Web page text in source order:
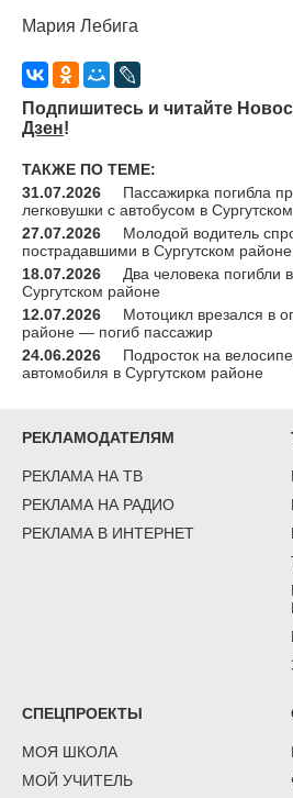
Мария Лебига
Подпишитесь и читайте
Дзен!
ТАКЖЕ ПО ТЕМЕ:
31.07.2026
Пассажирка погибла
легковушки с автобусом в
27.07.2026
Молодой водитель
пострадавшими в Сургутском районе
18.07.2026
Два человека погибли
Сургутском районе
12.07.2026
Мотоцикл врезался в
районе — погиб пассажир
24.06.2026
Подросток на
автомобиля в Сургутском районе
РЕКЛАМОДАТЕЛЯМ
РЕКЛАМА НА ТВ
РЕКЛАМА НА РАДИО
РЕКЛАМА В ИНТЕРНЕТ
СПЕЦПРОЕКТЫ
МОЯ ШКОЛА
МОЙ УЧИТЕЛЬ